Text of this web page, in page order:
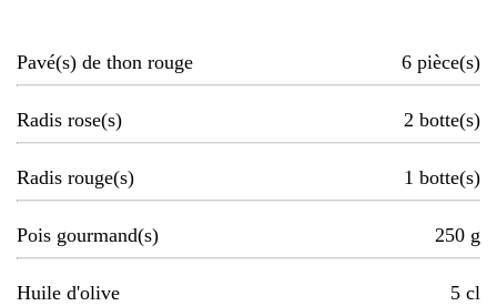
Pavé(s) de thon rouge 6 pièce(s)
Radis rose(s) 2 botte(s)
Radis rouge(s) 1 botte(s)
Pois gourmand(s) 250 g
Huile d'olive 5 cl